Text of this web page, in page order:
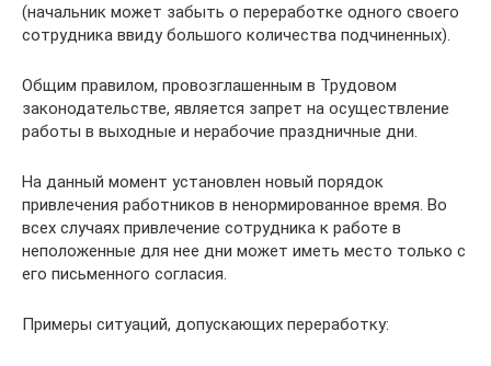
(начальник может забыть о переработке одного своего
сотрудника ввиду большого количества подчиненных).
Общим правилом, провозглашенным в Трудовом
законодательстве, является запрет на осуществление
работы в выходные и нерабочие праздничные дни.
На данный момент установлен новый порядок
привлечения работников в ненормированное время. Во
всех случаях привлечение сотрудника к работе в
неположенные для нее дни может иметь место только с
его письменного согласия.
Примеры ситуаций, допускающих переработку: